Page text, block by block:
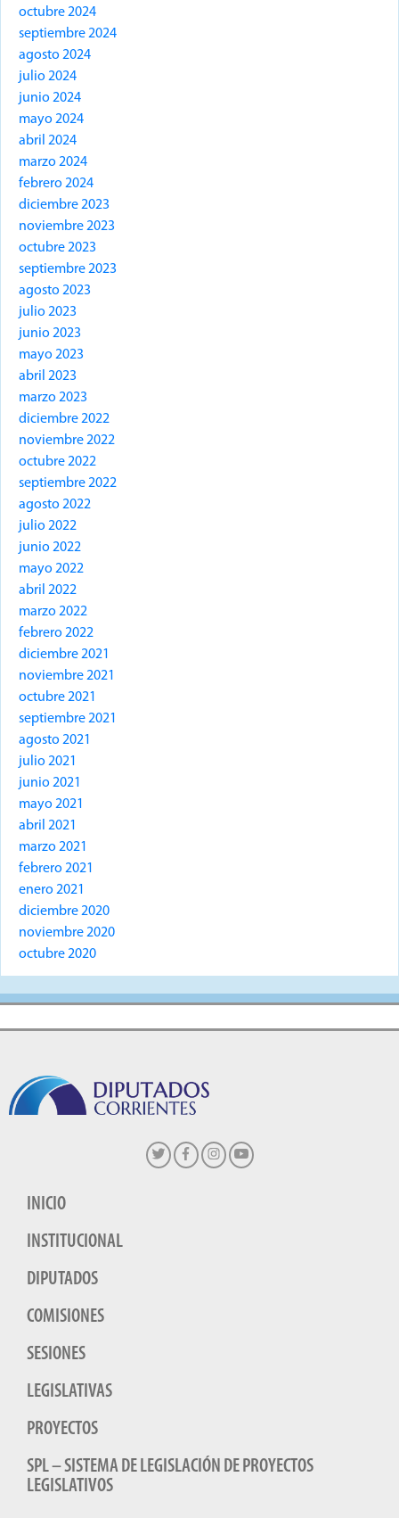
octubre 2024
septiembre 2024
agosto 2024
julio 2024
junio 2024
mayo 2024
abril 2024
marzo 2024
febrero 2024
diciembre 2023
noviembre 2023
octubre 2023
septiembre 2023
agosto 2023
julio 2023
junio 2023
mayo 2023
abril 2023
marzo 2023
diciembre 2022
noviembre 2022
octubre 2022
septiembre 2022
agosto 2022
julio 2022
junio 2022
mayo 2022
abril 2022
marzo 2022
febrero 2022
diciembre 2021
noviembre 2021
octubre 2021
septiembre 2021
agosto 2021
julio 2021
junio 2021
mayo 2021
abril 2021
marzo 2021
febrero 2021
enero 2021
diciembre 2020
noviembre 2020
octubre 2020
INICIO
INSTITUCIONAL
DIPUTADOS
COMISIONES
SESIONES
LEGISLATIVAS
PROYECTOS
SPL – SISTEMA DE LEGISLACIÓN DE PROYECTOS
LEGISLATIVOS